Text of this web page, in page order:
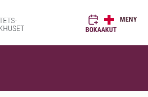
BOKAAKUT
MENY